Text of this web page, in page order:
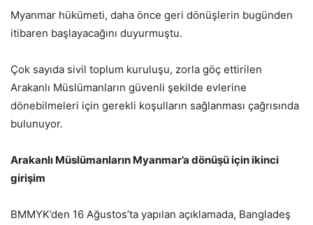
Myanmar hükümeti, daha önce geri dönüşlerin bugünden
itibaren başlayacağını duyurmuştu.
Çok sayıda sivil toplum kuruluşu, zorla göç ettirilen
Arakanlı Müslümanların güvenli şekilde evlerine
dönebilmeleri için gerekli koşulların sağlanması çağrısında
bulunuyor.
Arakanlı Müslümanların Myanmar’a dönüşü için ikinci
girişim
BMMYK’den 16 Ağustos’ta yapılan açıklamada, Bangladeş